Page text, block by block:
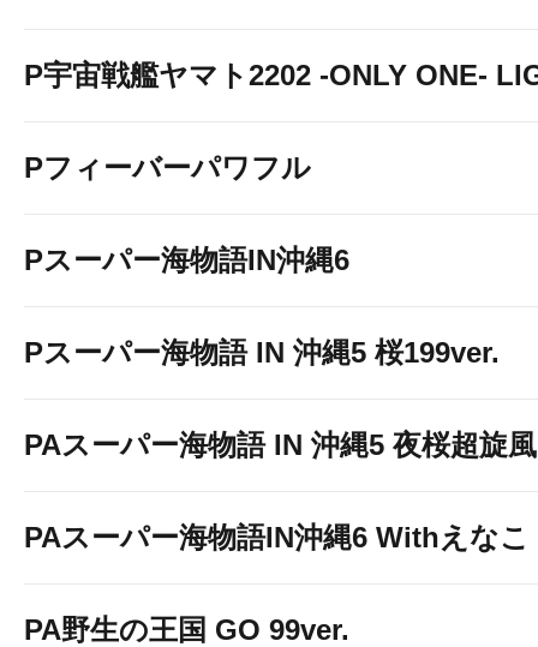
P宇宙戦艦ヤマト2202 -ONLY ONE-
Pフィーバーパワフル
Pスーパー海物語IN沖縄6
Pスーパー海物語 IN 沖縄5 桜199ver.
PAスーパー海物語 IN 沖縄5 夜桜超旋
PAスーパー海物語IN沖縄6 Withえなこ
PA野生の王国 GO 99ver.